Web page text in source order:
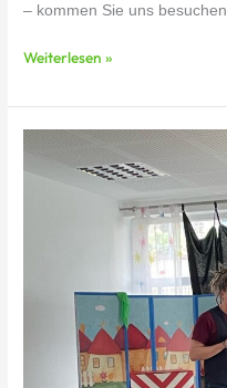
– kommen Sie uns besuchen
Weiterlesen »
Zauberhafte
Verkehrserziehung